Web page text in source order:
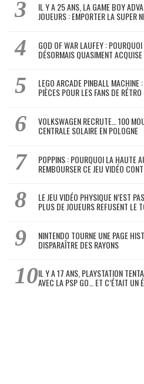
IL Y A 25 ANS, LA GAME BOY
JOUEURS : EMPORTER LA SUPER
GOD OF WAR LAUFEY :
DÉSORMAIS QUASIMENT ACQUISE
LEGO ARCADE PINBALL
PIÈCES POUR LES FANS DE RÉTRO
VOLKSWAGEN RECRUTE… 100
CENTRALE SOLAIRE EN POLOGNE
POPPINS : POURQUOI LA HAUTE
REMBOURSER CE JEU VIDÉO
LE JEU VIDÉO PHYSIQUE N’EST
PLUS DE JOUEURS REFUSENT LE
NINTENDO TOURNE UNE PAGE
DISPARAÎTRE DES RAYONS
IL Y A 17 ANS, PLAYSTATION
AVEC LA PSP GO… ET C’ÉTAIT UN